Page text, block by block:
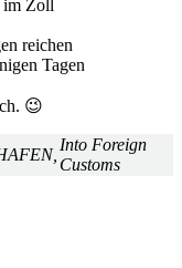
im Zoll
reichen
Tagen
😉
Into Foreign
Customs